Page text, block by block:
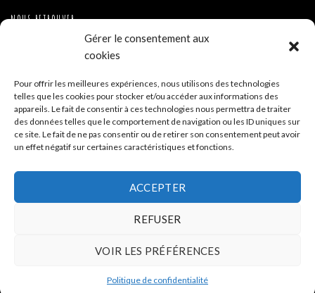
Gérer le consentement aux
cookies
Pour offrir les meilleures expériences, nous utilisons des technologies
telles que les cookies pour stocker et/ou accéder aux informations des
appareils. Le fait de consentir à ces technologies nous permettra de traiter
des données telles que le comportement de navigation ou les ID uniques sur
ce site. Le fait de ne pas consentir ou de retirer son consentement peut avoir
un effet négatif sur certaines caractéristiques et fonctions.
ACCEPTER
REFUSER
VOIR LES PRÉFÉRENCES
Politique de confidentialité
NOUS RETROUVER
A PROPOS DE LA BOUTIQUE
Hue Cocotte - Boutique de vente en ligne
Siège - 35 allée de la Tramontane ZA La Cigalière 84250
Le Thor